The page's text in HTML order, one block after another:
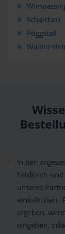
Schalchen
Pöggstall
In den
Feldkirch
unseres
einkalkuliert.
ergeben,
eingeben,